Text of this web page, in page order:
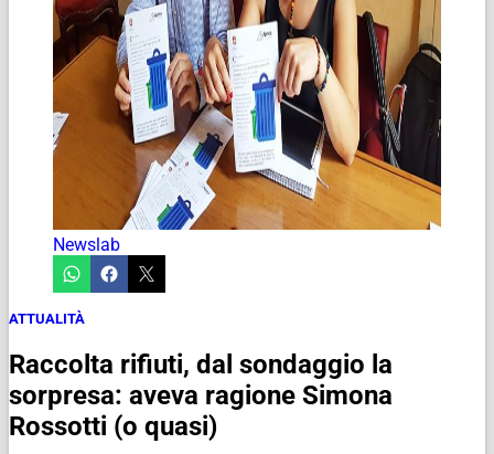
Newslab
ATTUALITÀ
Raccolta rifiuti, dal sondaggio la
sorpresa: aveva ragione Simona
Rossotti (o quasi)